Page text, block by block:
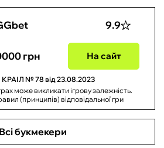
9.9
грн На сайт
КРАІЛ № 78 від 23.08.2023
може викликати ігрову залежність.
(принципів) відповідальної гри
Всі букмекери